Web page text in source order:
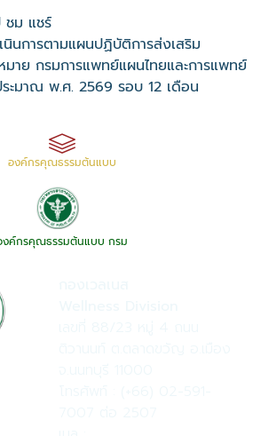
ชม แชร์
นินการตามแผนปฏิบัติการส่งเสริม
าย กรมการแพทย์แผนไทยและการแพทย์
ระมาณ พ.ศ. 2569 รอบ 12 เดือน
องค์กรคุณธรรมต้นแบบ
งค์กรคุณธรรมต้นแบบ กรม